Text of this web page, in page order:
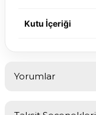
Kutu İçeriği
Yorumlar